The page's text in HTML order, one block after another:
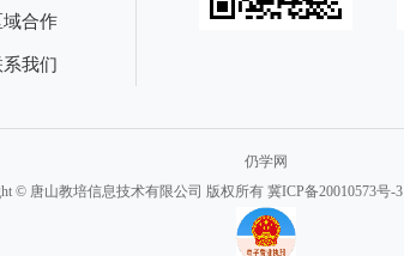
域合作
系我们
仍学网
© 唐山教培信息技术有限公司 版权所有 冀ICP备20010573号-3